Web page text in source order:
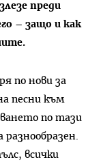
преди
– защо и как
по нови за
песни към
по тази
всички